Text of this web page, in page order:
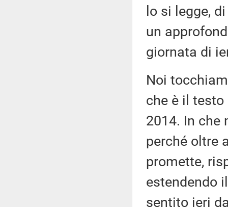
lo si legge,
un
giornata di
Noi
che è il testo
2014. In che
perché oltre
promette,
estendendo
sentito ieri